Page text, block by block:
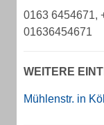
0163 6454671,
01636454671
WEITERE
Mühlenstr. in